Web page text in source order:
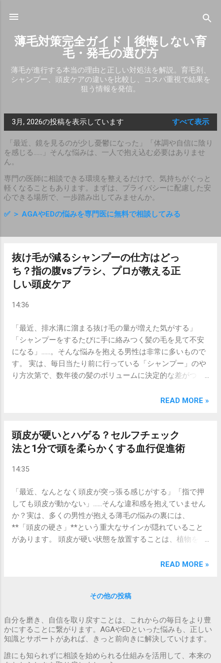
薄毛対策完全ガイド｜後悔しない育
毛・発毛の選び方
薄毛が進行する本当の理由と正しい対処法を解説。育毛剤、
シャンプー、頭皮ケアの違いを比較し、コスパ重視で結果を
狙う情報を発信。
投
稿
3月, 2026の投稿を表示しています すべて表示
「最近、鏡を見るのが少し憂鬱になった」「体調や自信に陰り
を感じる……」そんな悩みは、一人で抱え込む必要はありませ
ん。
専門の医師に相談できる環境を整えるだけで、気持ちがぐっと
軽くなることもあります。まずは、プライバシーに配慮した安
心できる場所で、一歩踏み出してみませんか。
✅ ＞ AGAやEDの悩みを専門医に無料で相談してみる
抜け毛が減るシャンプーの仕方はどっ
ち？指の腹vsブラシ、プロが教える正
しい頭皮ケア
14:36
「最近、排水溝に溜まる抜け毛の量が増えた気がする」
「シャンプーをするたびに手に絡みつく髪の毛を見て不安
になる」……。そんな悩みを抱える男性は非常に多いもので
す。 実は、毎日当たり前に行っている「シャンプー」のや
り方次第で、数年後の髪のボリュームに決定的な差がつく
り、高価なブラシを使ったりしていても、それが頭皮を傷
「シャンプーブラシ」のどちらが抜け毛予防に効果的なの
か、プロの視点から徹底比較します。今日から実践できる
取り戻しましょう。 結論：抜け毛を減らすなら「指の腹」
と抜け毛防止を最優先するなら**「指の腹」 で洗うのが基
本です。しかし、現代人の硬くなった頭皮や皮脂詰まりを
解消するには、 「シャンプーブラシ」**を補助的に使うの
が最も効率的です。 それぞれのメリットと、なぜ使い分け
が必要なのかを深掘りしていきましょう。 1. 「指の腹」で
です。「ここは凝っているな」「ここは脂っぽいな」とい
頭皮を揉むように動かすことで、髪の根元にかかる負担を
ジ効果： 指の体温が伝わることで血管が拡張し、リラクゼ
ーション効果と血行促進が同時に得られます。 2. 「シャン
い」「頭皮がカチカチに硬い」という方には、シリコン製
READ MORE »
頭皮が硬いとハゲる？セルフチェック
法と1分で頭を柔らかくする血行促進術
14:35
「最近、なんとなく頭皮が突っ張る感じがする」「指で押
しても頭皮が動かない」……そんな違和感を抱えていません
か？実は、多くの男性が抱える薄毛の悩みの裏には、
**「頭皮の硬さ」**という重大なサインが隠れていること
があります。 頭皮が硬い状態を放置することは、植物を育
と同じです。栄養が毛根に届かず、髪の毛が細くなったり
法から、忙しい男性でも毎日続けられる「1分間で頭を柔ら
髪を守るための第一歩を、今すぐ踏み出しましょう。 なぜ
「頭皮の硬さ」が薄毛に直結するのか 結論から言えば、頭
皮が硬いと 血行不良 が起きるからです。髪の毛の成長に必
要な栄養素（タンパク質、亜鉛、ビタミンなど）は、すべ
READ MORE »
その他の投稿
自分を磨き、自信を取り戻すことは、これからの毎日をより豊
かにすることに繋がります。AGAやEDといった悩みも、正しい
知識とサポートがあれば、きっと前向きに解決していけます。
誰にも知られずに相談を始められる仕組みを活用して、本来の